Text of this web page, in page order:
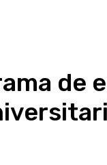
de